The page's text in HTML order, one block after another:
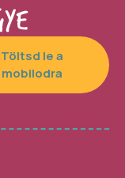
Töltsd le a
mobilodra